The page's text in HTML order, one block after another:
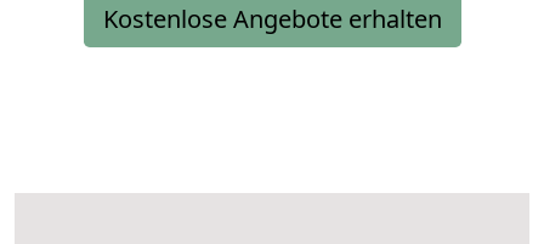
Kostenlose Angebote erhalten